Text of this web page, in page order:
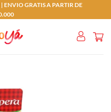
ENVIO GRATIS A PARTIR DE